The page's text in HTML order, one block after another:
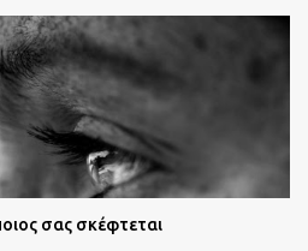
σας σκέφτεται